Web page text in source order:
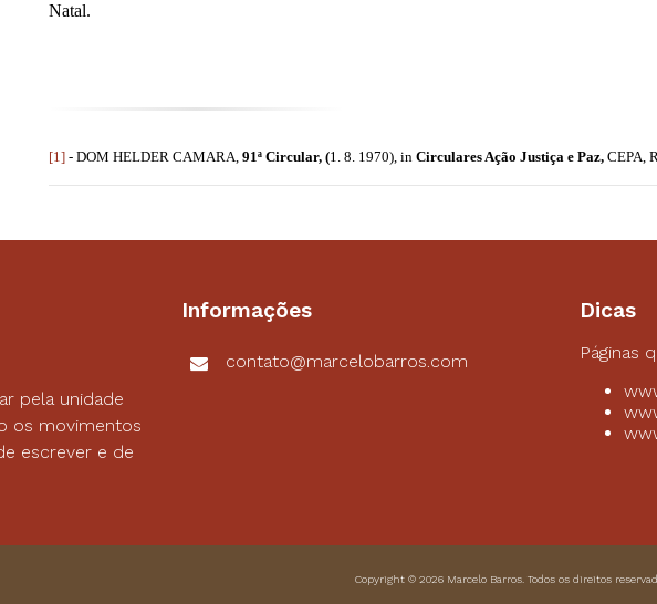
Natal.
[1] - DOM HELDER CAMARA, 91ª Circular, (1. 8. 1970), in Circulares Ação Justiça e Paz, CEPA,
pela unidade
os movimentos
escrever e de
Informações
contato@marcelobarros.com
Dicas
Páginas
Copyright © 2026 Marcelo Barros. Todos os direitos